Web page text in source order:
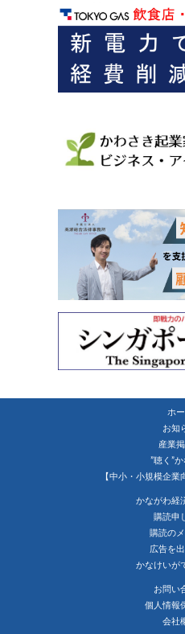
ホ
お知
産業
”聴く”
【中小・小規模企業
かながわ経
購読申
購読の
広告を
かなけいが
お問い
個人情報
会社